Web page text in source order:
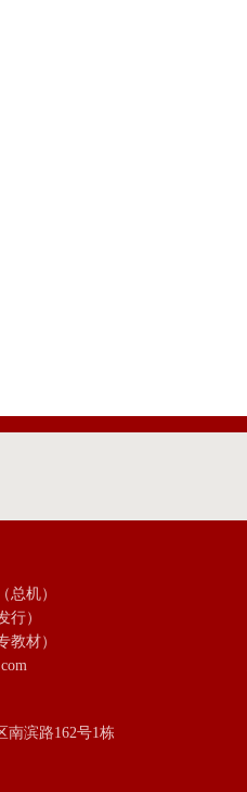
总机）
行）
教材）
南滨路162号1栋